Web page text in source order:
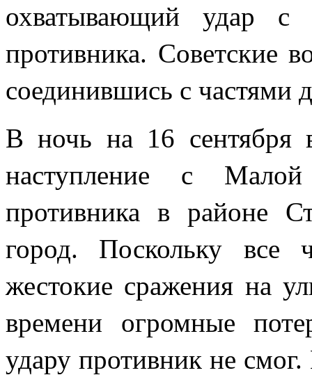
охватывающий удар с
противника. Советские
соединившись с частями
В ночь на 16 сентября
наступление с
противника в районе
город. Поскольку все
жестокие сражения на
времени огромные
удару противник не